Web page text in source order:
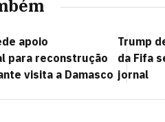
apoio
para reconstrução
visita a Damasco
Trump
da Fifa
jornal